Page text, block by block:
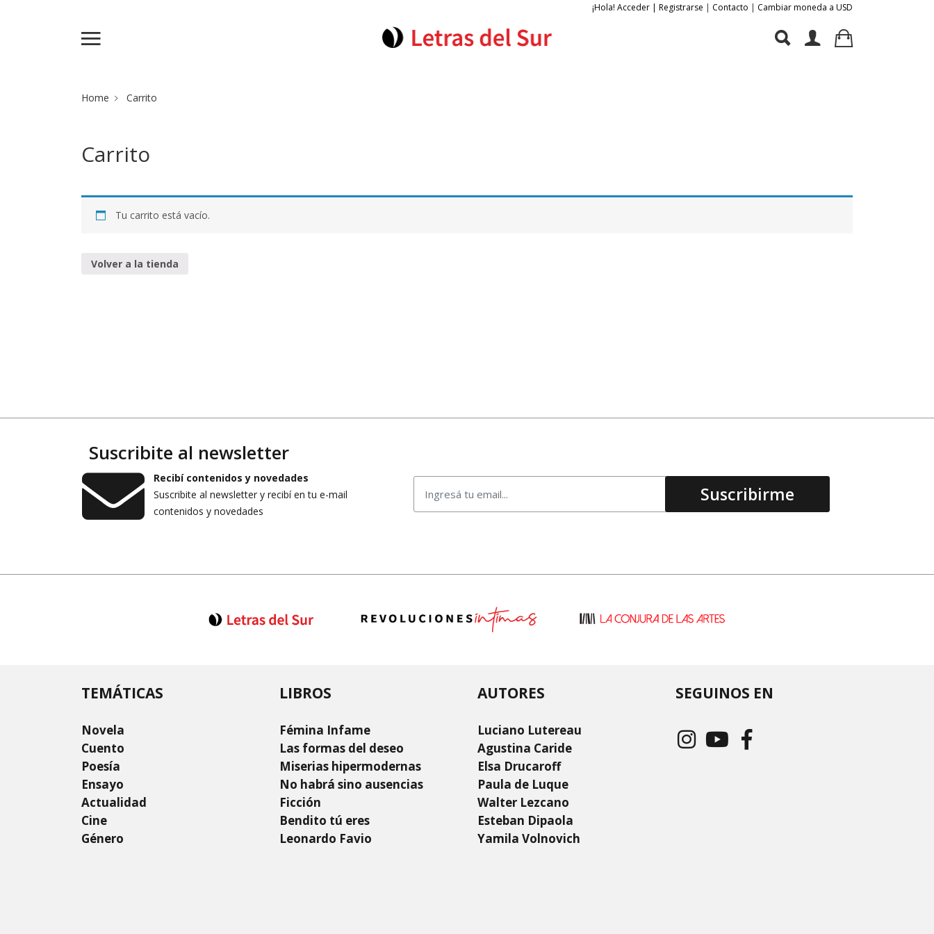
¡Hola! Acceder | Registrarse | Contacto | Cambiar moneda a USD
Home Carrito
Carrito
Tu carrito está vacío.
Volver a la tienda
Suscribite al newsletter
Recibí contenidos y novedades
Suscribite al newsletter y recibí en tu e-mail
contenidos y novedades
TEMÁTICAS
Novela
Cuento
Poesía
Ensayo
Actualidad
Cine
Género
LIBROS
Fémina Infame
Las formas del deseo
Miserias hipermodernas
No habrá sino ausencias
Ficción
Bendito tú eres
Leonardo Favio
AUTORES
Luciano Lutereau
Agustina Caride
Elsa Drucaroff
Paula de Luque
Walter Lezcano
Esteban Dipaola
Yamila Volnovich
SEGUINOS EN